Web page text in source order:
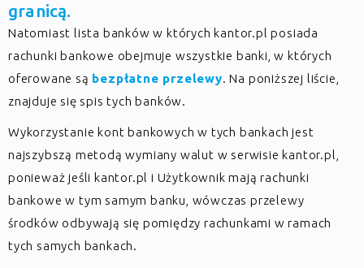
granicą.
Natomiast lista banków w których kantor.pl posiada
rachunki bankowe obejmuje wszystkie banki, w których
oferowane są bezpłatne przelewy. Na poniższej liście,
znajduje się spis tych banków.
Wykorzystanie kont bankowych w tych bankach jest
najszybszą metodą wymiany walut w serwisie kantor.pl,
ponieważ jeśli kantor.pl i Użytkownik mają rachunki
bankowe w tym samym banku, wówczas przelewy
środków odbywają się pomiędzy rachunkami w ramach
tych samych bankach.